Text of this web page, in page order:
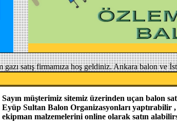
gazı satış firmamıza hoş geldiniz. Ankara balon
Sayın müşterimiz sitemiz üzerinden uçan balon
Eyüp Sultan Balon Organizasyonları yaptırabilir
ekipman malzemelerini online olarak satın